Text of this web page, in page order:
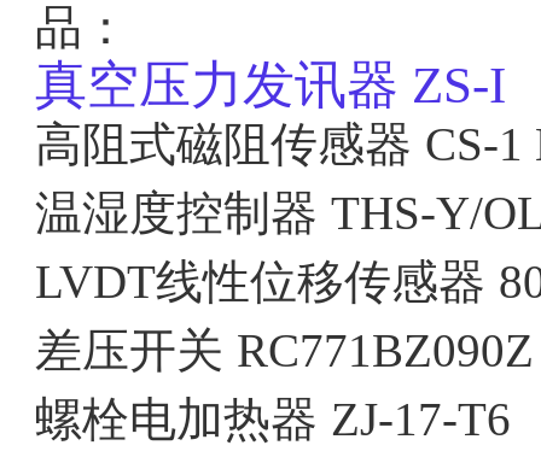
品：
真空压力发讯器 ZS-I
高阻式磁阻传感器 CS-1
温湿度控制器 THS-Y/
LVDT线性位移传感器
差压开关 RC771BZ090Z
螺栓电加热器 ZJ-17-T6